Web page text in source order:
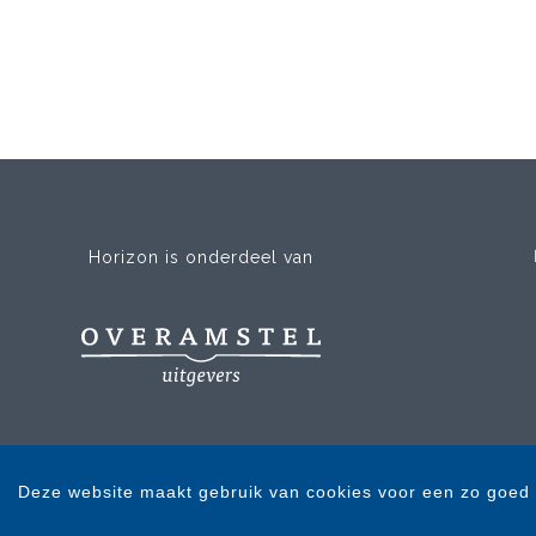
Horizon is onderdeel van
Deze website maakt gebruik van cookies voor een zo